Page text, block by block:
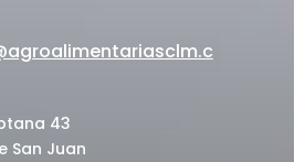
43
San Juan